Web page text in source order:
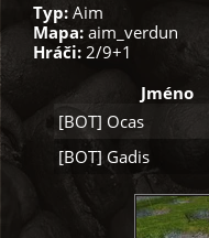
Typ: Aim
Mapa: aim_verdun
Hráči: 2/9+1
Jméno
[BOT] Ocas
[BOT] Gadis